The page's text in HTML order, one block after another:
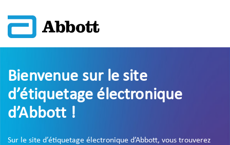
Bienvenue sur le site
d’étiquetage électronique
d’Abbott !
Sur le site d’étiquetage électronique d’Abbott, vous trouverez